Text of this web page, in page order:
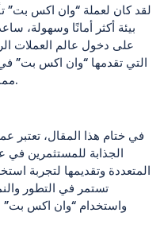
لقد كان لعملة “وان اكس بت”
بيئة أكثر أمانًا وسهولة،
على دخول عالم العملات
التي تقدمها “وان اكس بت” في
مما يتيح للمستخدمين تجربة تداول أفضل.
في ختام هذا المقال، تعتبر
الجذابة للمستثمرين في
المتعددة وتقديمها لتجربة
تستمر في التطور
واستخدام “وان اكس